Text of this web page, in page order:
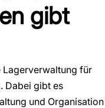
gibt
Lagerverwaltung für
Dabei gibt es
und Organisation